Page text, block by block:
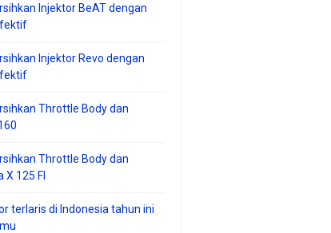
Injektor BeAT dengan
Injektor Revo dengan
Throttle Body dan
Throttle Body dan
X 125 FI
terlaris di Indonesia tahun ini